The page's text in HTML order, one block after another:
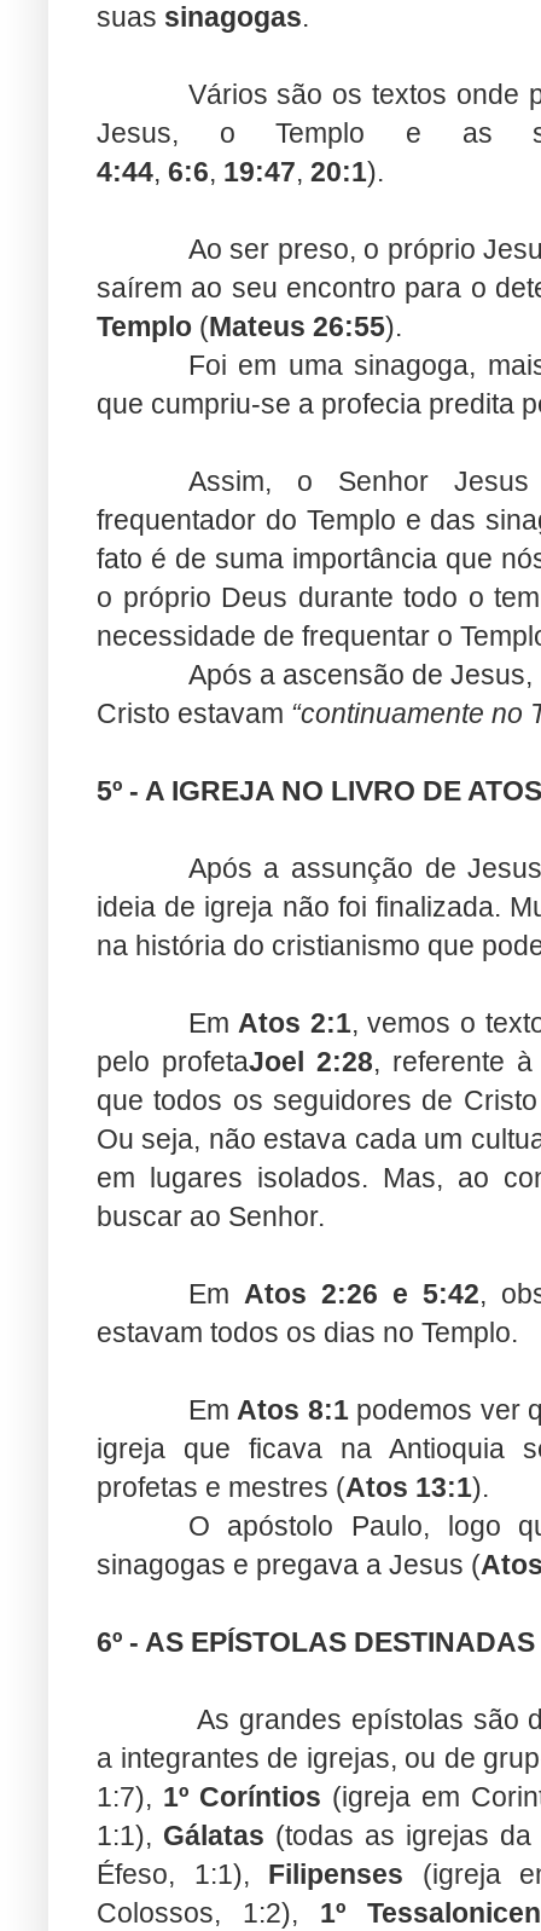
suas sinagogas.
Vários são os textos onde
Jesus, o Templo e as
4:44, 6:6, 19:47, 20:1).
Ao ser preso, o próprio
saírem ao seu encontro para o
Templo (Mateus 26:55).
Foi em uma sinagoga,
que cumpriu-se a profecia predita
Assim, o Senhor
frequentador do Templo e das
fato é de suma importância que
o próprio Deus durante todo o
necessidade de frequentar o
Após a ascensão de
Cristo estavam “continuamente no
5º - A IGREJA NO LIVRO DE ATOS
Após a assunção de
ideia de igreja não foi finalizada.
na história do cristianismo que
EmAtos 2:1, vemos o
pelo profetaJoel 2:28, referente
que todos os seguidores de
Ou seja, não estava cada um
em lugares isolados. Mas, ao
buscar ao Senhor.
Em Atos 2:26 e 5:42,
estavam todos os dias no Templo.
EmAtos 8:1podemos ver
igreja que ficava na Antioquia
profetas e mestres (Atos 13:1).
O apóstolo Paulo, logo
sinagogas e pregava a Jesus (
6º - AS EPÍSTOLAS
As grandes epístolas são
a integrantes de igrejas, ou de
1:7), 1º Coríntios (igreja em
1:1), Gálatas (todas as igrejas
Éfeso, 1:1), Filipenses (igreja
Colossos, 1:2), 1º